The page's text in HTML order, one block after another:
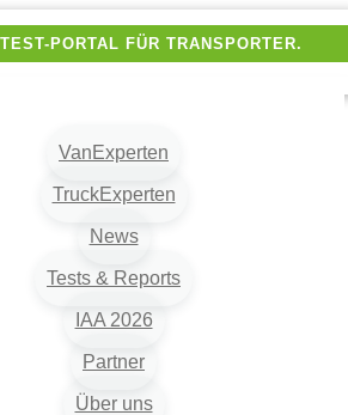
PORTAL FÜR TRANSPORTER.
VanExperten
TruckExperten
News
Tests & Reports
IAA 2026
Partner
Über uns